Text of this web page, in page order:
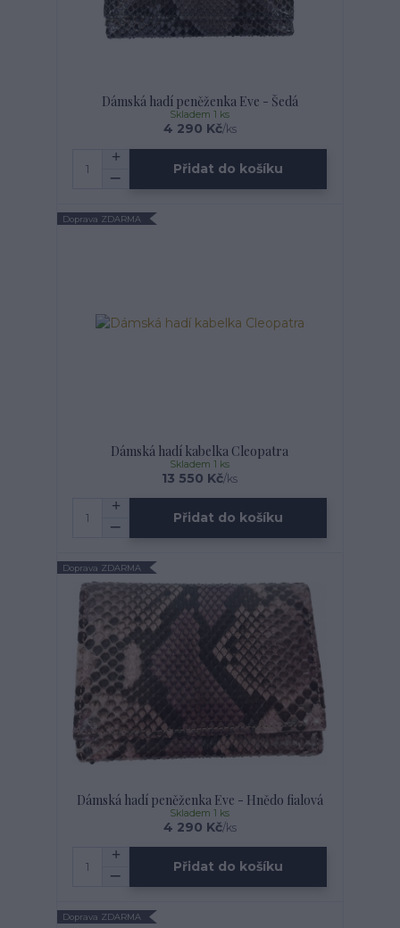
Dámská hadí peněženka Eve - Šedá
4 290 Kč/ks
Skladem 1 ks
Přidat do košíku
Doprava ZDARMA
Dámská hadí kabelka Cleopatra
13 550 Kč/ks
Skladem 1 ks
Přidat do košíku
Doprava ZDARMA
Dámská hadí peněženka Eve - Hnědo fialová
4 290 Kč/ks
Skladem 1 ks
Přidat do košíku
Doprava ZDARMA